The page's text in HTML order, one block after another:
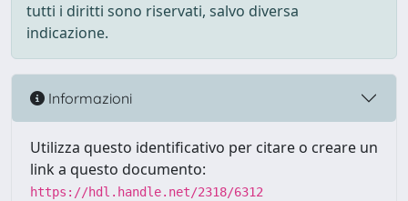
tutti i diritti sono riservati, salvo diversa
indicazione.
Informazioni
Utilizza questo identificativo per citare o creare un
link a questo documento:
https://hdl.handle.net/2318/6312